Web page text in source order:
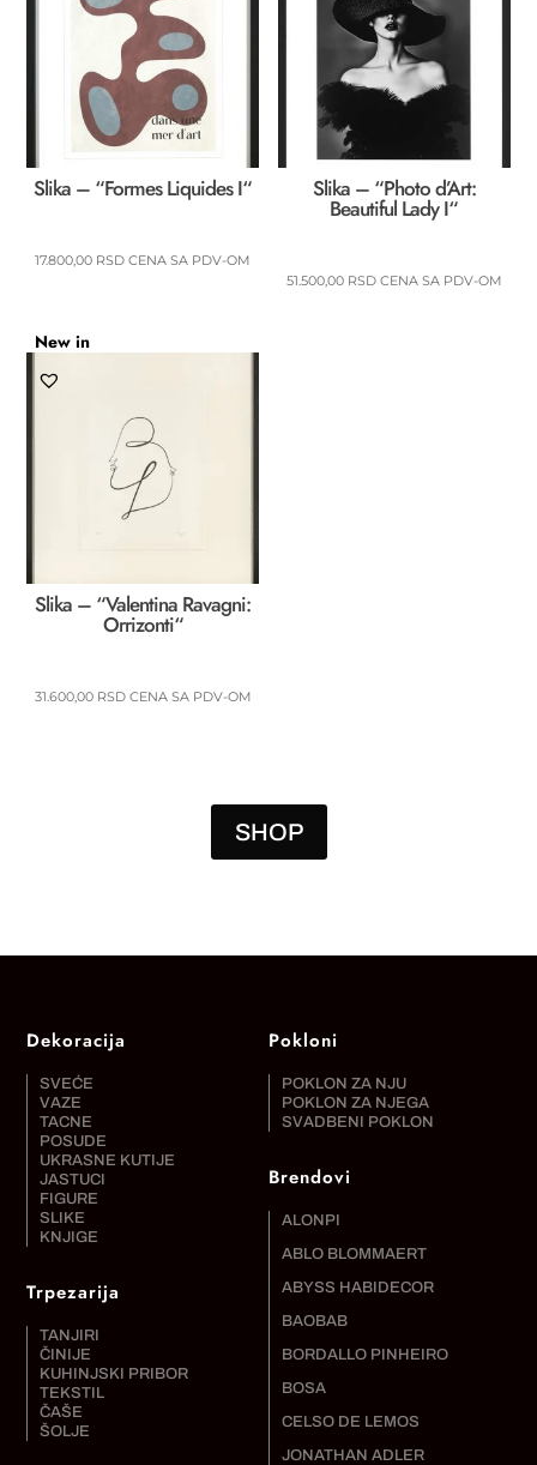
Slika – “Formes Liquides I“
17.800,00 RSD CENA SA PDV-OM
Slika – “Photo d’Art:
Beautiful Lady I“
51.500,00 RSD CENA SA PDV-OM
New in
Slika – “Valentina Ravagni:
Orrizonti“
31.600,00 RSD CENA SA PDV-OM
SHOP
Dekoracija
SVEĆE
VAZE
TACNE
POSUDE
UKRASNE KUTIJE
JASTUCI
FIGURE
SLIKE
KNJIGE
Trpezarija
TANJIRI
ČINIJE
KUHINJSKI PRIBOR
TEKSTIL
ČAŠE
ŠOLJE
Pokloni
POKLON ZA NJU
POKLON ZA NJEGA
SVADBENI POKLON
Brendovi
ALONPI
ABLO BLOMMAERT
ABYSS HABIDECOR
BAOBAB
BORDALLO PINHEIRO
BOSA
CELSO DE LEMOS
JONATHAN ADLER